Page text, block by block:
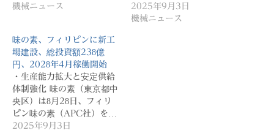
機械ニュース
2025年9月3日
機械ニュース
味の素、フィリピンに新工
場建設、総投資額238億
円、2028年4月稼働開始
・生産能力拡大と安定供給
体制強化 味の素（東京都中
央区）は8月28日、フィリ
ピン味の素（APC社）を…
2025年9月3日